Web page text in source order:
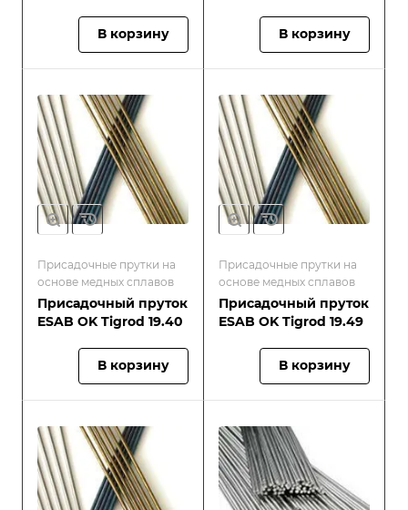
В корзину В корзину
Присадочные прутки на
основе медных сплавов
Присадочный пруток
ESAB OK Tigrod 19.40
В корзину
Присадочные прутки на
основе медных сплавов
Присадочный пруток
ESAB OK Tigrod 19.49
В корзину